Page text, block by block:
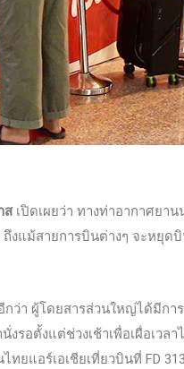
สเปิดเผยว่า ทางท่าอากาศยาน
งแม้สายการบินต่างๆ จะหยุด
ว่า ผู้โดยสารส่วนใหญ่ได้มีกา
รอตั้งแต่ช่วงเช้าเพื่อเผื่อเวลา
ยแอร์เอเชียเที่ยวบินที่ FD